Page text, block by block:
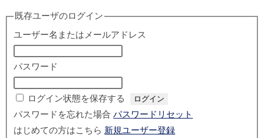
既存ユーザのログイン
ユーザー名またはメールアドレス
パスワード
ログイン状態を保存する
パスワードを忘れた場合パスワードリセット
はじめての方はこちら 新規ユーザー登録